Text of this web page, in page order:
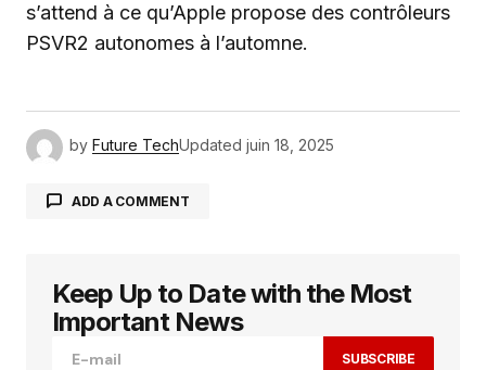
s’attend à ce qu’Apple propose des contrôleurs
PSVR2 autonomes à l’automne.
by Future TechUpdated juin 18, 2025
ADD A COMMENT
Votre adresse e-mail ne sera pas publiée. Les
champs obligatoires sont indiqués avec
Keep Up to Date with the Most
Important News
SUBSCRIBE